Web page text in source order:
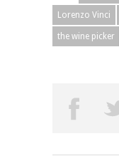
Lorenzo Vinci
the wine picker